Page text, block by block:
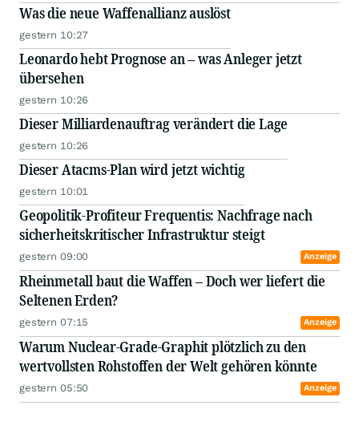
Was die neue Waffenallianz auslöst
gestern 10:27
Leonardo hebt Prognose an – was Anleger jetzt
übersehen
gestern 10:26
Dieser Milliardenauftrag verändert die Lage
gestern 10:26
Dieser Atacms-Plan wird jetzt wichtig
gestern 10:01
Geopolitik-Profiteur Frequentis: Nachfrage nach
sicherheitskritischer Infrastruktur steigt
gestern 09:00 Anzeige
Rheinmetall baut die Waffen – Doch wer liefert die
Seltenen Erden?
gestern 07:15 Anzeige
Warum Nuclear-Grade-Graphit plötzlich zu den
wertvollsten Rohstoffen der Welt gehören könnte
gestern 05:50 Anzeige